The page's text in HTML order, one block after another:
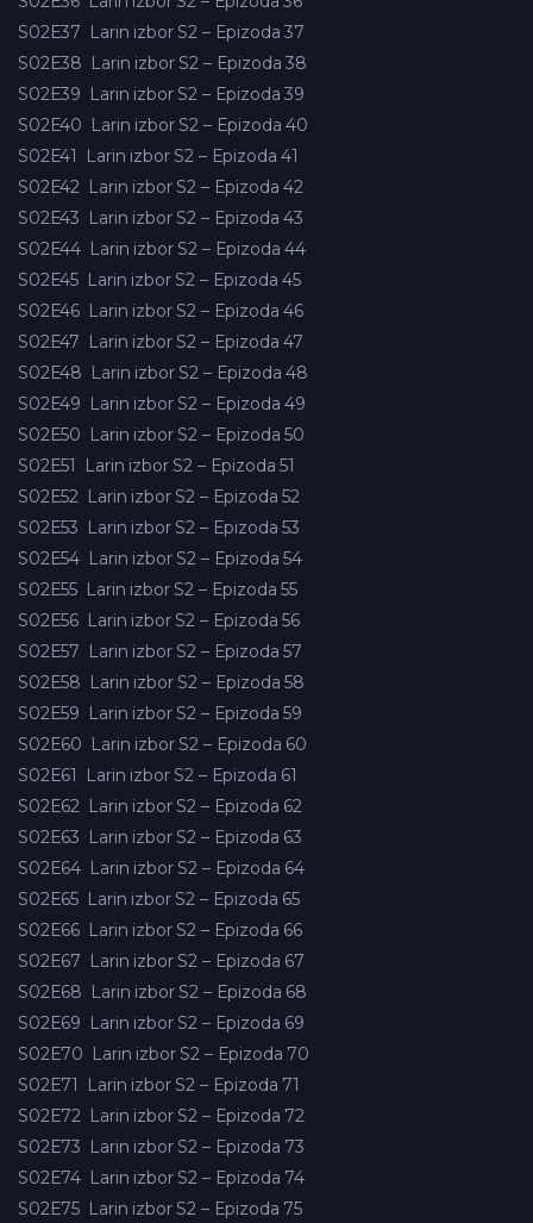
S02E37 Larin izbor S2 – Epizoda 37
S02E38 Larin izbor S2 – Epizoda 38
S02E39 Larin izbor S2 – Epizoda 39
S02E40 Larin izbor S2 – Epizoda 40
S02E41
Larin izbor S2 – Epizoda 41
S02E42 Larin izbor S2 – Epizoda 42
S02E43 Larin izbor S2 – Epizoda 43
S02E44 Larin izbor S2 – Epizoda 44
S02E45 Larin izbor S2 – Epizoda 45
S02E46 Larin izbor S2 – Epizoda 46
S02E47 Larin izbor S2 – Epizoda 47
S02E48 Larin izbor S2 – Epizoda 48
S02E49 Larin izbor S2 – Epizoda 49
S02E50 Larin izbor S2 – Epizoda 50
S02E51
Larin izbor S2 – Epizoda 51
S02E52 Larin izbor S2 – Epizoda 52
S02E53 Larin izbor S2 – Epizoda 53
S02E54 Larin izbor S2 – Epizoda 54
S02E55 Larin izbor S2 – Epizoda 55
S02E56 Larin izbor S2 – Epizoda 56
S02E57 Larin izbor S2 – Epizoda 57
S02E58 Larin izbor S2 – Epizoda 58
S02E59 Larin izbor S2 – Epizoda 59
S02E60 Larin izbor S2 – Epizoda 60
S02E61
Larin izbor S2 – Epizoda 61
S02E62 Larin izbor S2 – Epizoda 62
S02E63 Larin izbor S2 – Epizoda 63
S02E64 Larin izbor S2 – Epizoda 64
S02E65 Larin izbor S2 – Epizoda 65
S02E66 Larin izbor S2 – Epizoda 66
S02E67 Larin izbor S2 – Epizoda 67
S02E68 Larin izbor S2 – Epizoda 68
S02E69 Larin izbor S2 – Epizoda 69
S02E70 Larin izbor S2 – Epizoda 70
S02E71
Larin izbor S2 – Epizoda 71
S02E72 Larin izbor S2 – Epizoda 72
S02E73 Larin izbor S2 – Epizoda 73
S02E74 Larin izbor S2 – Epizoda 74
S02E75 Larin izbor S2 – Epizoda 75